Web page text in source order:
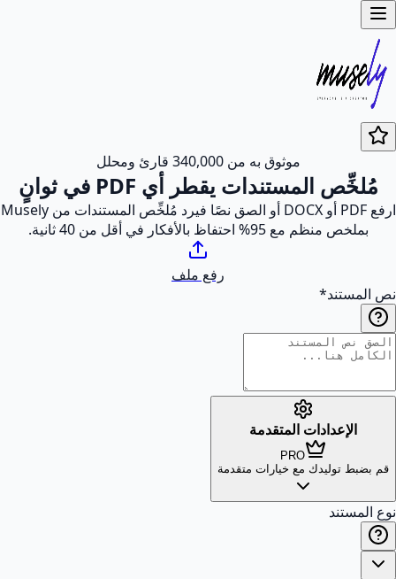
موثوق به من 340,000 قارئ ومحلل
مُلخِّص المستندات يقطر أي PDF في ثوانٍ
ارفع PDF أو DOCX أو الصق نصًا فيرد مُلخِّص المستندات من Musely
بملخص منظم مع 95% احتفاظ بالأفكار في أقل من 40 ثانية.
رفع ملف
نص المستند*
الإعدادات المتقدمة
PRO
قم بضبط توليدك مع خيارات متقدمة
نوع المستند